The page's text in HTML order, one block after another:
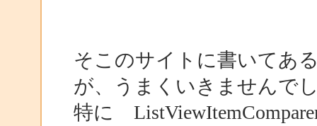
そこのサイトに書いてあ
が、うまくいきませんで
特に